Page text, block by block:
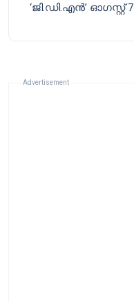
‘ജി.ഡി.എൻ’ ഓഗസ്റ്റ്
Advertisement